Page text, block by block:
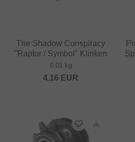
The Shadow Conspiracy
"Raptor / Symbol" Klinken
0.01 kg
4.16 EUR